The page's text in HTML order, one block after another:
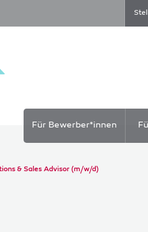
Für Bewerber*innen
& Sales Advisor (m/w/d)